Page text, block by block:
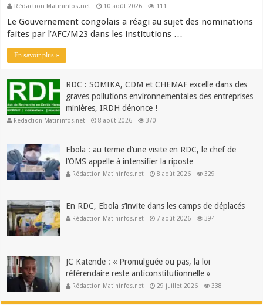
Rédaction Matininfos.net 10 août 2026 111
Le Gouvernement congolais a réagi au sujet des nominations
faites par l’AFC/M23 dans les institutions …
En savoir plus »
RDC : SOMIKA, CDM et CHEMAF excelle dans des
graves pollutions environnementales des entreprises
minières, IRDH dénonce !
Rédaction Matininfos.net 8 août 2026 370
Ebola : au terme d’une visite en RDC, le chef de
l’OMS appelle à intensifier la riposte
Rédaction Matininfos.net 8 août 2026 329
En RDC, Ebola s’invite dans les camps de déplacés
Rédaction Matininfos.net 7 août 2026 394
JC Katende : « Promulguée ou pas, la loi
référendaire reste anticonstitutionnelle »
Rédaction Matininfos.net 29 juillet 2026 338